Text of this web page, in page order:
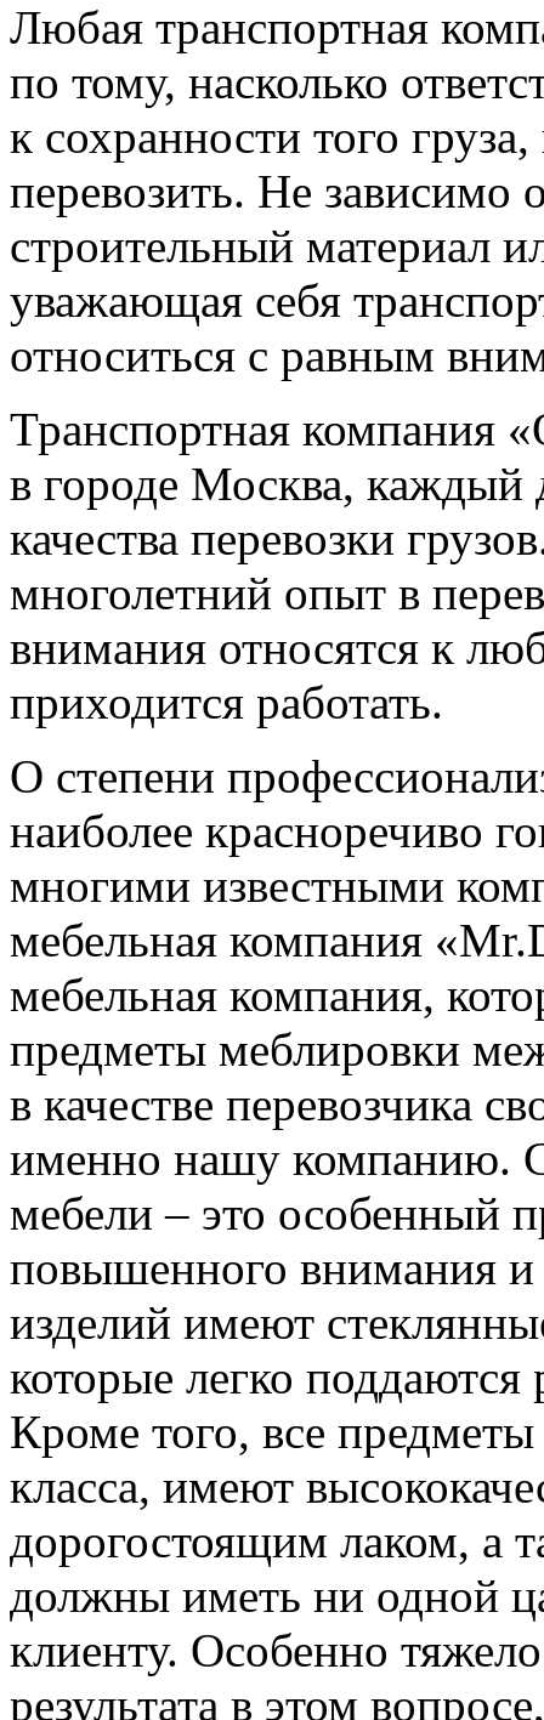
Любая транспортная
по тому, насколько
к сохранности того
перевозить. Не зависимо
строительный материал
уважающая себя
относиться с равным
Транспортная компания
в городе Москва, каждый
качества перевозки
многолетний опыт в
внимания относятся к
приходится работать.
О степени
наиболее красноречиво
многими известными
мебельная компания
мебельная компания,
предметы меблировки
в качестве перевозчика
именно нашу компанию.
мебели – это особенный
повышенного внимания и
изделий имеют
которые легко
Кроме того, все
класса, имеют
дорогостоящим лаком, а
должны иметь ни одной
клиенту. Особенно
результата в этом